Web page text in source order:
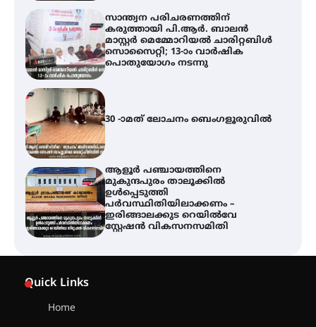
സാന്ത്വന പരിചരണത്തിന്
കരുത്തായി പി.ആർ. ബാലൻ
മാസ്റ്റർ മെമ്മോറിയൽ ചാരിറ്റബിൾ
സൊസൈറ്റി; 13-ാം വാർഷിക
പൊതുയോഗം നടന്നു
30 -ാമത് ലോചനം ബെംഗളൂരുവിൽ
ആളൂർ പഞ്ചായത്തിനെ
മുകുന്ദപുരം താലൂക്കിൽ
ഉൾപ്പെടുത്തി
പർവസ്ഥിതിയിലാക്കണം –
ഇരിങ്ങാലക്കുട റെയിൽവേ
സ്റ്റേഷൻ വികസനസമിതി
Quick Links
Home